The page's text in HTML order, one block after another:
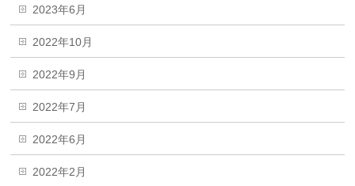
2023年6月
2022年10月
2022年9月
2022年7月
2022年6月
2022年2月